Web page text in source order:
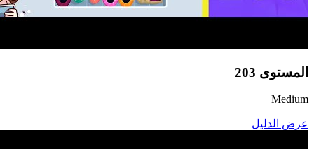
المستوى 203
Medium
عرض الدليل